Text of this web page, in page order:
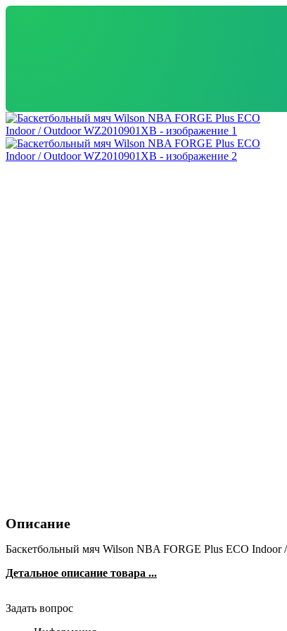
Описание
Баскетбольный мяч Wilson NBA FORGE Plus ECO Indoor
Детальное описание товара ...
Задать вопрос